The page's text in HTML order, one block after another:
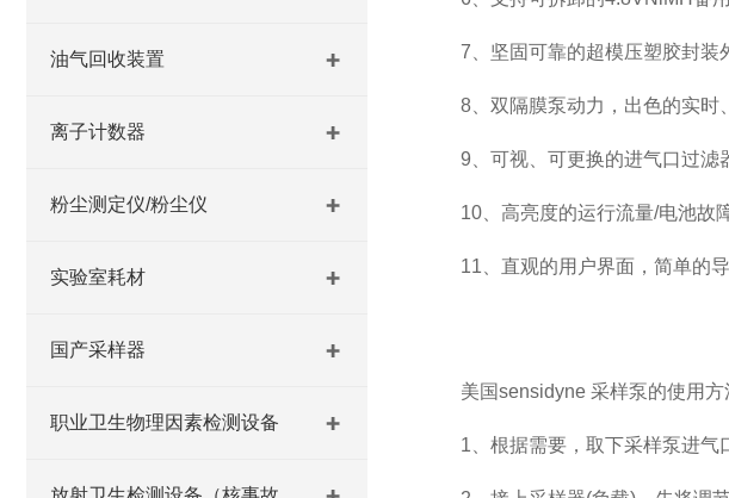
油气回收装置
离子计数器
粉尘测定仪/粉尘仪
实验室耗材
国产采样器
职业卫生物理因素检测设备
7、坚固可靠的超模压塑胶封装外
8、双隔膜泵动力，出色的实时、
9、可视、可更换的进气口过滤器
10、高亮度的运行流量/电池故障
11、直观的用户界面，简单的导
美国sensidyne 采样泵的使用方
1、根据需要，取下采样泵进气口